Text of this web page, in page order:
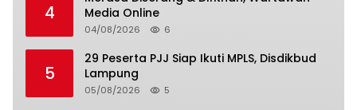
4
Media Online
04/08/2026 6
5
29 Peserta PJJ Siap Ikuti MPLS, Disdikbud
Lampung
05/08/2026 5